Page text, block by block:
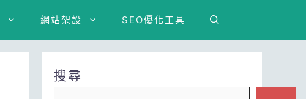
網站架設 SEO優化工具
搜尋